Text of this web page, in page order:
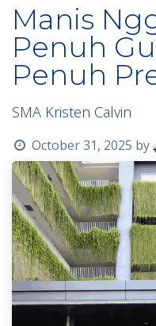
Manis
Penuh
Penuh
SMA Kristen Calvin
October 31, 2025 by